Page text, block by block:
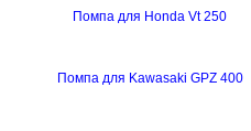
Помпа для Honda Vt 250
Помпа для Kawasaki GPZ 400